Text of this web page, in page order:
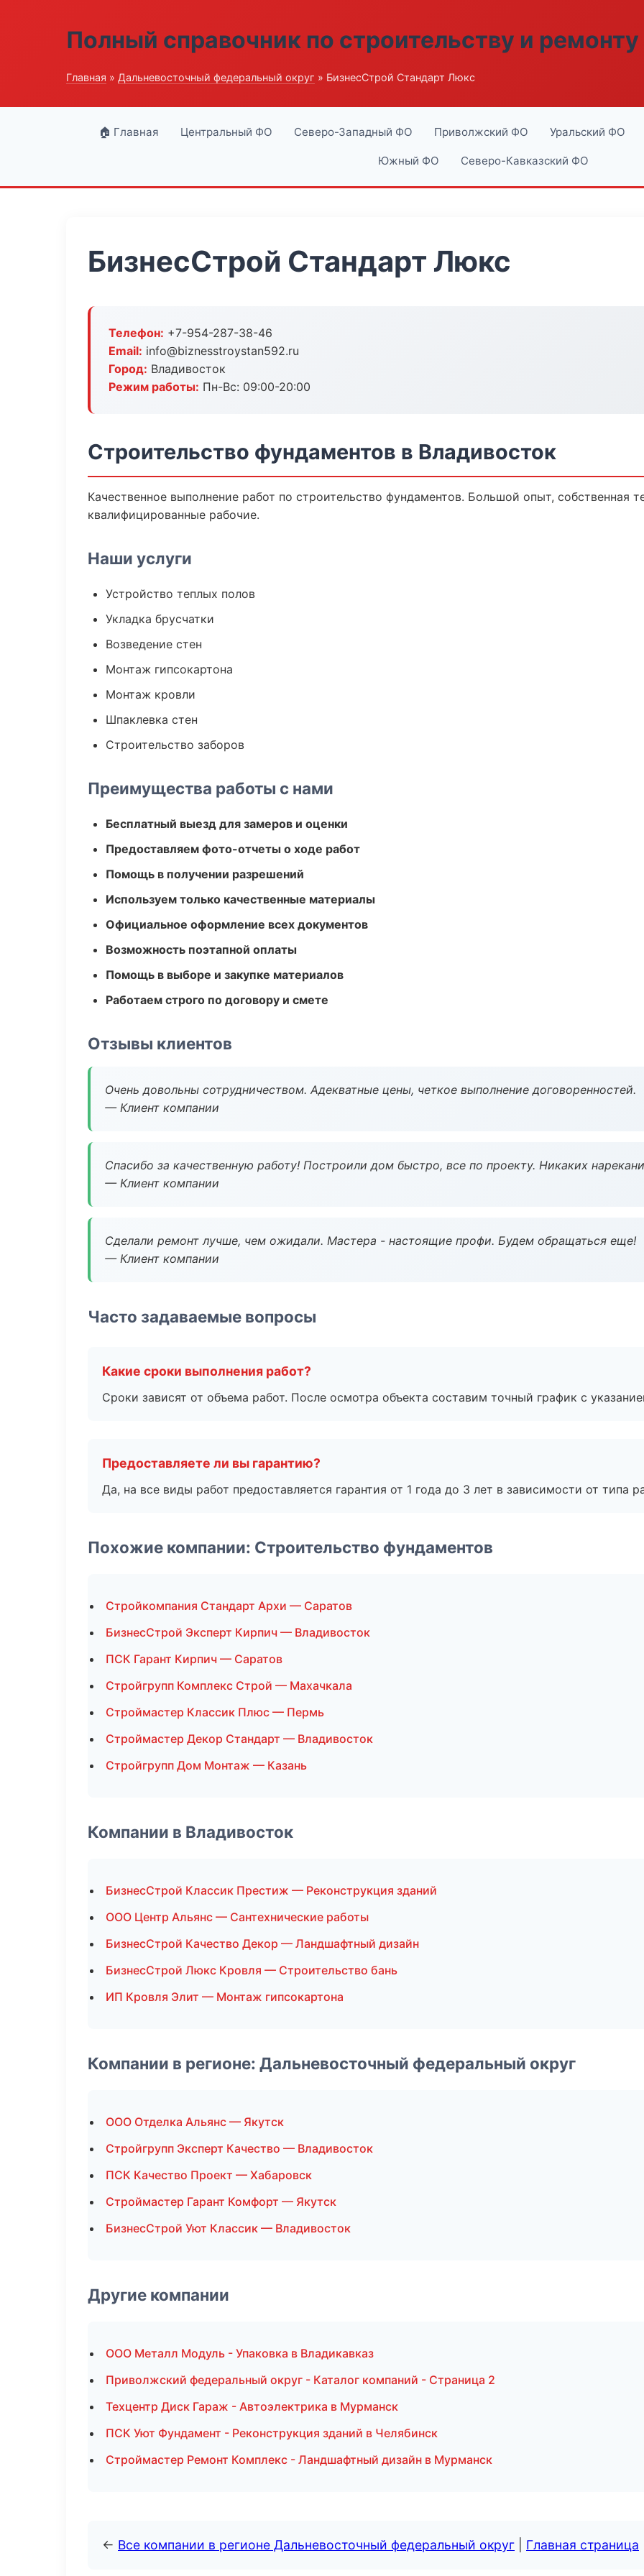
Полный справочник по строительству и ремонту
Главная » Дальневосточный федеральный округ » БизнесСтрой Стандарт Люкс
🏠 Главная Центральный ФО Северо-Западный ФО Приволжский ФО Уральский ФО
Южный ФО Северо-Кавказский ФО
БизнесСтрой Стандарт Люкс
Телефон: +7-954-287-38-46
Email: info@biznesstroystan592.ru
Город: Владивосток
Режим работы: Пн-Вс: 09:00-20:00
Строительство фундаментов в Владивосток
Качественное выполнение работ по строительство фундаментов. Большой опыт, собственная
квалифицированные рабочие.
Наши услуги
Устройство теплых полов
Укладка брусчатки
Возведение стен
Монтаж гипсокартона
Монтаж кровли
Шпаклевка стен
Строительство заборов
Преимущества работы с нами
Бесплатный выезд для замеров и оценки
Предоставляем фото-отчеты о ходе работ
Помощь в получении разрешений
Используем только качественные материалы
Официальное оформление всех документов
Возможность поэтапной оплаты
Помощь в выборе и закупке материалов
Работаем строго по договору и смете
Отзывы клиентов
Очень довольны сотрудничеством. Адекватные цены, четкое выполнение договоренностей.
— Клиент компании
Спасибо за качественную работу! Построили дом быстро, все по проекту. Никаких
— Клиент компании
Сделали ремонт лучше, чем ожидали. Мастера - настоящие профи. Будем обращаться еще!
— Клиент компании
Часто задаваемые вопросы
Какие сроки выполнения работ?
Сроки зависят от объема работ. После осмотра объекта составим точный график с
Предоставляете ли вы гарантию?
Да, на все виды работ предоставляется гарантия от 1 года до 3 лет в зависимости от типа
Похожие компании: Строительство фундаментов
Стройкомпания Стандарт Архи — Саратов
БизнесСтрой Эксперт Кирпич — Владивосток
ПСК Гарант Кирпич — Саратов
Стройгрупп Комплекс Строй — Махачкала
Строймастер Классик Плюс — Пермь
Строймастер Декор Стандарт — Владивосток
Стройгрупп Дом Монтаж — Казань
Компании в Владивосток
БизнесСтрой Классик Престиж — Реконструкция зданий
ООО Центр Альянс — Сантехнические работы
БизнесСтрой Качество Декор — Ландшафтный дизайн
БизнесСтрой Люкс Кровля — Строительство бань
ИП Кровля Элит — Монтаж гипсокартона
Компании в регионе: Дальневосточный федеральный округ
ООО Отделка Альянс — Якутск
Стройгрупп Эксперт Качество — Владивосток
ПСК Качество Проект — Хабаровск
Строймастер Гарант Комфорт — Якутск
БизнесСтрой Уют Классик — Владивосток
Другие компании
ООО Металл Модуль - Упаковка в Владикавказ
Приволжский федеральный округ - Каталог компаний - Страница 2
Техцентр Диск Гараж - Автоэлектрика в Мурманск
ПСК Уют Фундамент - Реконструкция зданий в Челябинск
Строймастер Ремонт Комплекс - Ландшафтный дизайн в Мурманск
← Все компании в регионе Дальневосточный федеральный округ Главная страница